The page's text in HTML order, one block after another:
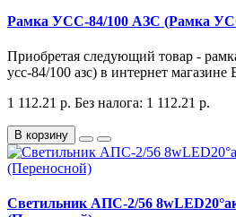
Рамка УСС-84/100 АЗС (Рамка
Приобретая следующий товар -
усс-84/100 азс) в интернет магазине
1 112.21 р. Без налога: 1 112.21 р.
В корзину
Светильник АПС-2/56